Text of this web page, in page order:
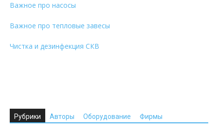
Важное про насосы
Важное про тепловые завесы
Чистка и дезинфекция СКВ
Рубрики Авторы Оборудование Фирмы